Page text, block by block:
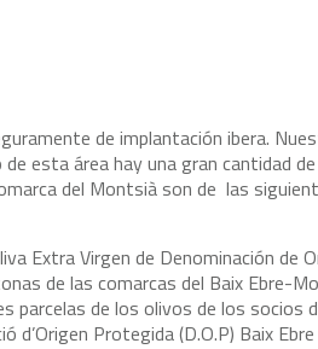
de implantación ibera.
esta área hay una gran cantidad
del Montsià son de las
Extra Virgen de Denominación de
de las comarcas del Baix Ebre-
parcelas de los olivos de los socios
d’Origen Protegida (D.O.P) Baix